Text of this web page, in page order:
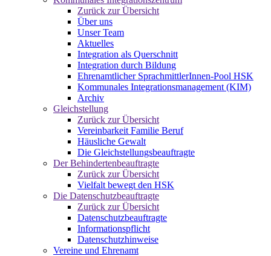
Zurück zur Übersicht
Über uns
Unser Team
Aktuelles
Integration als Querschnitt
Integration durch Bildung
Ehrenamtlicher SprachmittlerInnen-Pool HSK
Kommunales Integrationsmanagement (KIM)
Archiv
Gleichstellung
Zurück zur Übersicht
Vereinbarkeit Familie Beruf
Häusliche Gewalt
Die Gleichstellungsbeauftragte
Der Behindertenbeauftragte
Zurück zur Übersicht
Vielfalt bewegt den HSK
Die Datenschutzbeauftragte
Zurück zur Übersicht
Datenschutzbeauftragte
Informationspflicht
Datenschutzhinweise
Vereine und Ehrenamt